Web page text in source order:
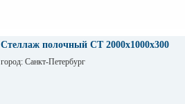
Стеллаж полочный СТ 2000х1000х300
город: Санкт-Петербург